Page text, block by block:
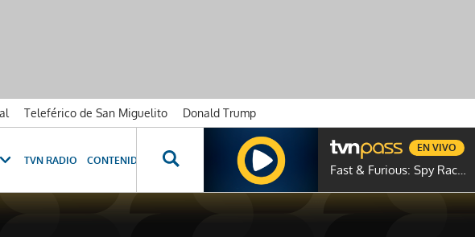
Teleférico de San Miguelito
Donald Trump
TVN RADIO CONTENIDOS ESPECIALES NOVELAS GENTE TVN
Fast & Furious: Spy Racers
EN VIVO